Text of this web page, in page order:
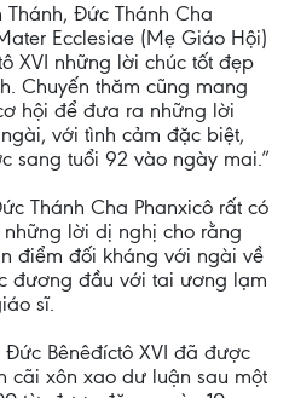
Thánh, Đức Thánh Cha
Ecclesiae (Mẹ Giáo Hội)
XVI những lời chúc tốt đẹp
Chuyến thăm cũng mang
hội để đưa ra những lời
với tình cảm đặc biệt,
sang tuổi 92 vào ngày mai.”
Thánh Cha Phanxicô rất có
lời dị nghị cho rằng
điểm đối kháng với ngài về
đương đầu với tai ương lạm
sĩ.
Bênêđíctô XVI đã được
cãi xôn xao dư luận sau một